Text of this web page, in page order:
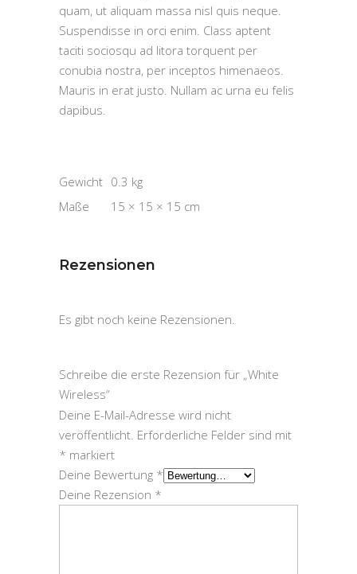
quam, ut aliquam massa nisl quis neque.
Suspendisse in orci enim. Class aptent
taciti sociosqu ad litora torquent per
conubia nostra, per inceptos himenaeos.
Mauris in erat justo. Nullam ac urna eu felis
dapibus.
Gewicht 0.3 kg
Maße
15 × 15 × 15 cm
Rezensionen
Es gibt noch keine Rezensionen.
Schreibe die erste Rezension für „White
Wireless“
Deine E-Mail-Adresse wird nicht
veröffentlicht. Erforderliche Felder sind mit
* markiert
Deine Bewertung *
Deine Rezension *